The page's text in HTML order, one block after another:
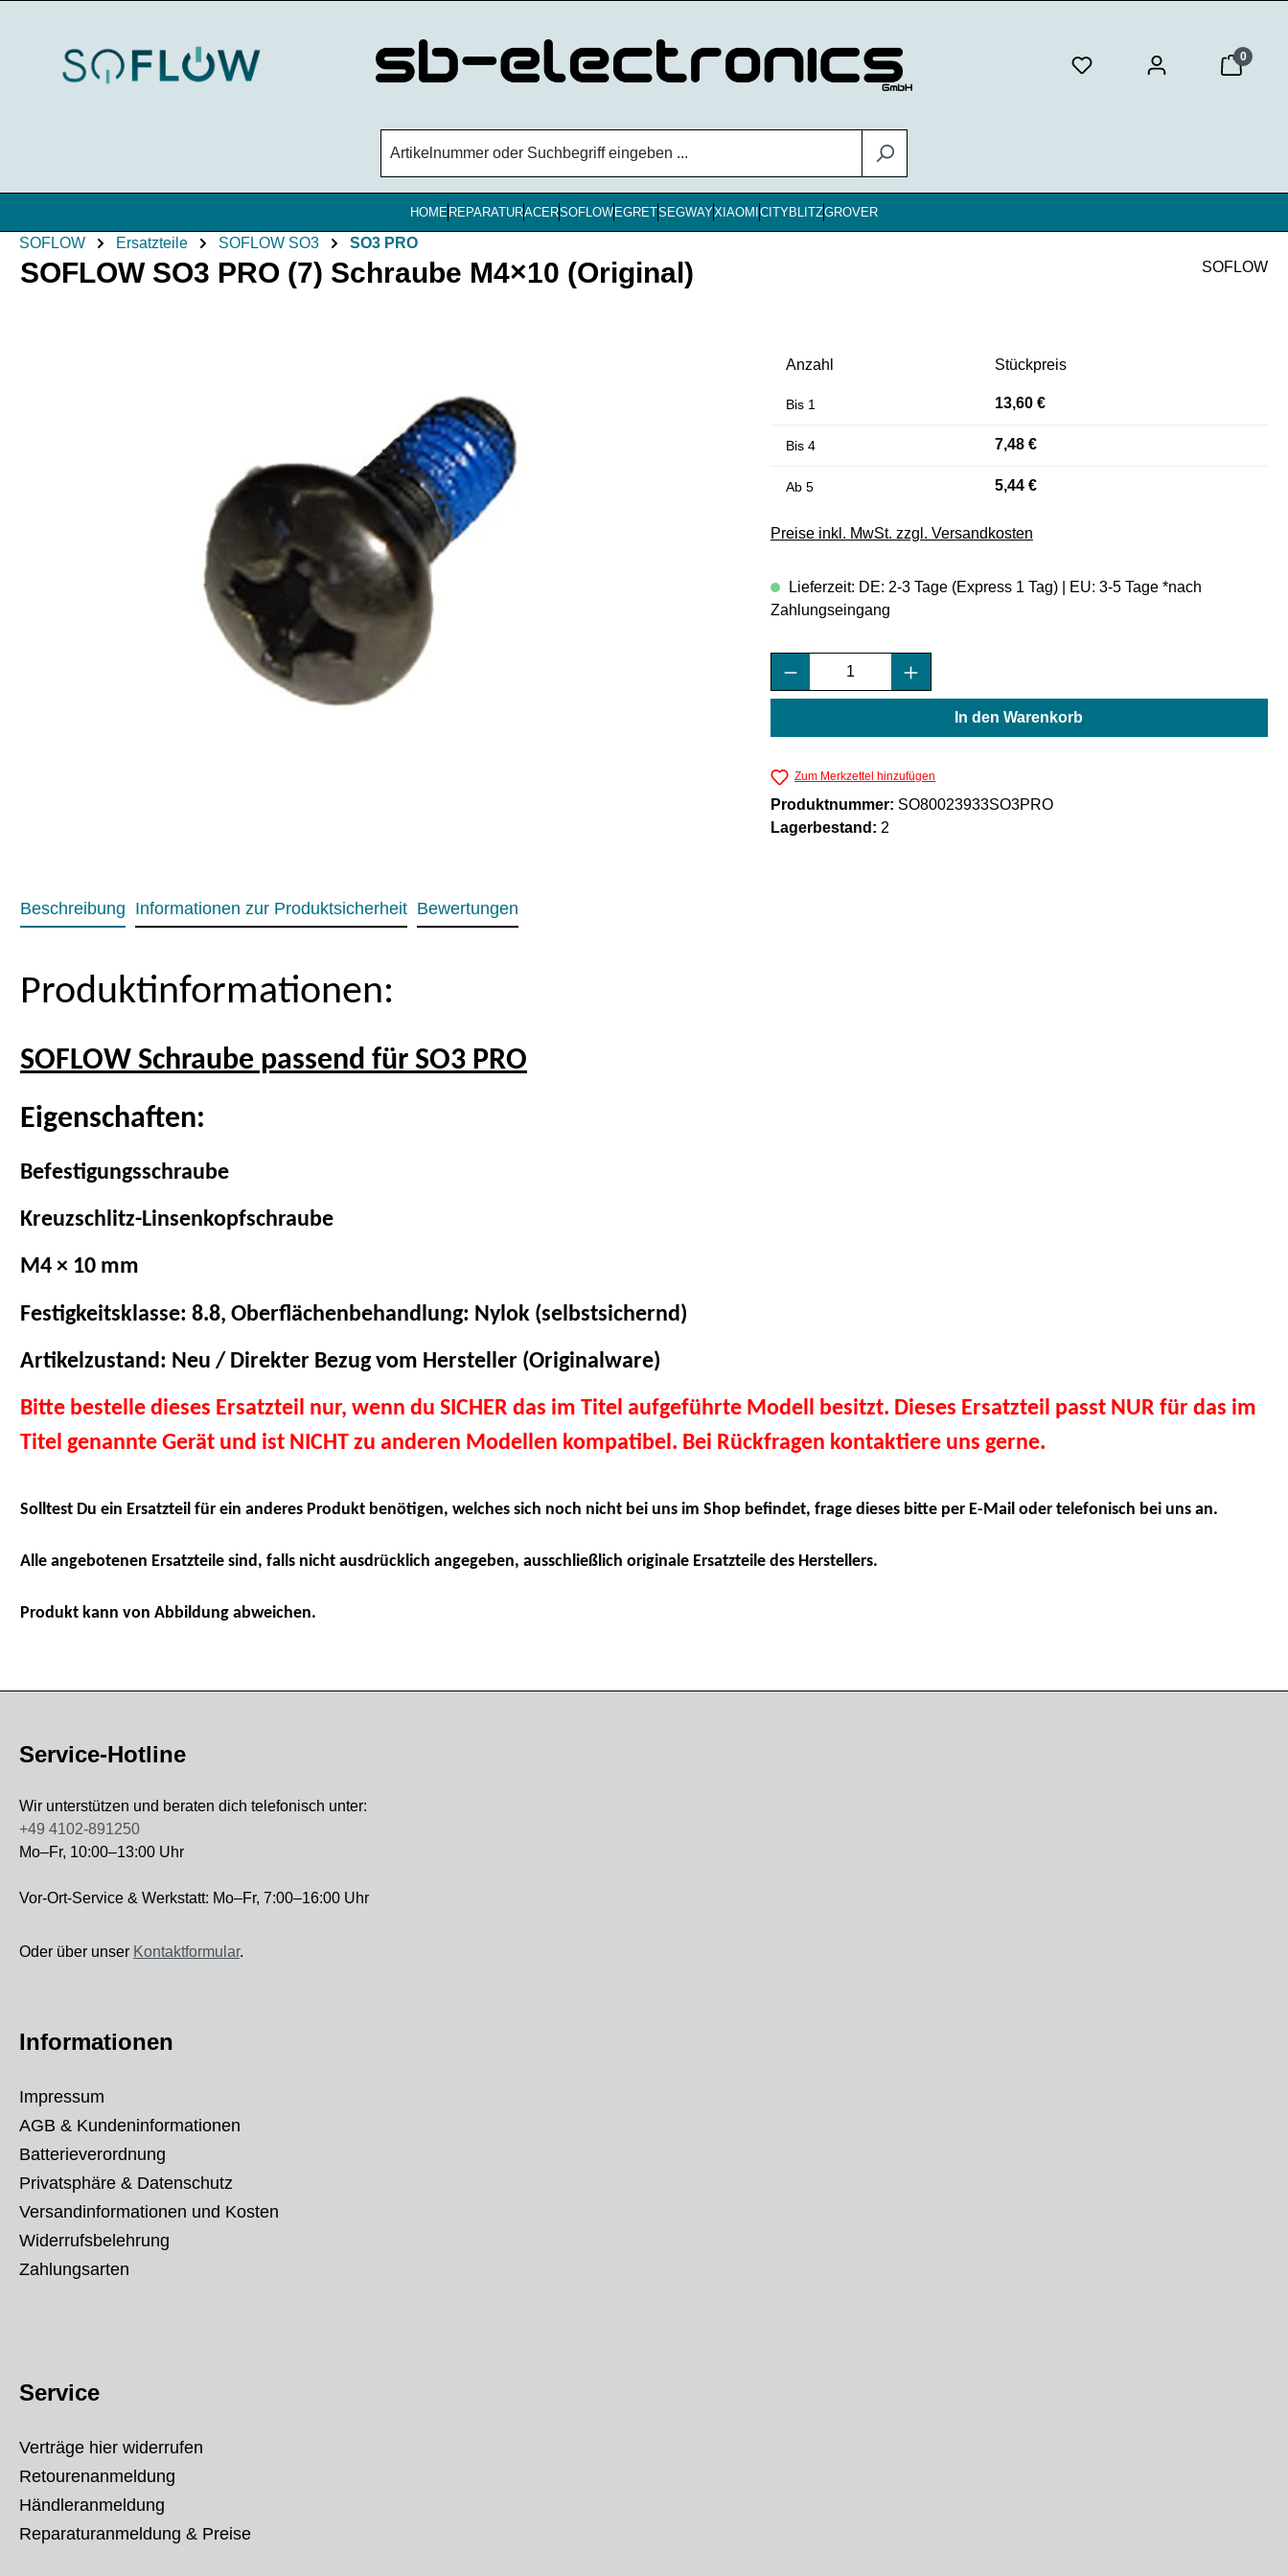
0
HOME REPARATURACERSOFLOW EGRETSEGWAYXIAOMI CITYBLITZGROVER
SOFLOW Ersatzteile SOFLOW SO3 SO3 PRO
SOFLOW SO3 PRO (7) Schraube M4×10 (Original) SOFLOW
Anzahl Stückpreis
Bis 1 13,60 €
Bis 4 7,48 €
Ab 5 5,44 €
Preise inkl. MwSt. zzgl. Versandkosten
Lieferzeit: DE: 2-3 Tage (Express 1 Tag) | EU: 3-5 Tage *nach
Zahlungseingang
Produkt Anzahl: Gib den gewünschten Wert ein
In den Warenkorb
Zum Merkzettel hinzufügen
Produktnummer: SO80023933SO3PRO
Lagerbestand: 2
Beschreibung Informationen zur Produktsicherheit Bewertungen
Produktinformationen:
SOFLOW Schraube passend für SO3 PRO
Eigenschaften:
Befestigungsschraube
Kreuzschlitz-Linsenkopfschraube
M4 × 10 mm
Festigkeitsklasse: 8.8, Oberflächenbehandlung: Nylok (selbstsichernd)
Artikelzustand: Neu / Direkter Bezug vom Hersteller (Originalware)
Bitte bestelle dieses Ersatzteil nur, wenn du SICHER das im Titel aufgeführte Modell besitzt. Dieses Ersatzteil passt NUR für das im
Titel genannte Gerät und ist NICHT zu anderen Modellen kompatibel. Bei Rückfragen kontaktiere uns gerne.
Solltest Du ein Ersatzteil für ein anderes Produkt benötigen, welches sich noch nicht bei uns im Shop befindet, frage dieses bitte per E-Mail oder telefonisch bei uns an.
Alle angebotenen Ersatzteile sind, falls nicht ausdrücklich angegeben, ausschließlich originale Ersatzteile des Herstellers.
Produkt kann von Abbildung abweichen.
Service-Hotline
Wir unterstützen und beraten dich telefonisch unter:
+49 4102-891250
Mo–Fr, 10:00–13:00 Uhr
Vor-Ort-Service & Werkstatt: Mo–Fr, 7:00–16:00 Uhr
Oder über unser Kontaktformular.
Informationen
Impressum
AGB & Kundeninformationen
Batterieverordnung
Privatsphäre & Datenschutz
Versandinformationen und Kosten
Widerrufsbelehrung
Zahlungsarten
Service
Verträge hier widerrufen
Retourenanmeldung
Händleranmeldung
Reparaturanmeldung & Preise